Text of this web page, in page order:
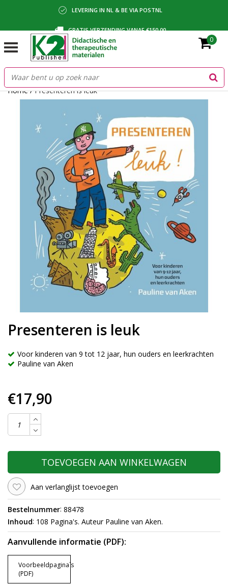
LEVERING IN NL & BE VIA POSTNL
GRATIS VERZENDING VANAF €150,00
BETALING VIA IDEAL, BANCONTACT OF FACTUUR
0
Home/Presenteren is leuk
Presenteren is leuk
Voor kinderen van 9 tot 12 jaar, hun ouders en leerkrachten
Pauline van Aken
€17,90
TOEVOEGEN AAN WINKELWAGEN
Aan verlanglijst toevoegen
Bestelnummer: 88478
Inhoud: 108 Pagina's. Auteur Pauline van Aken.
Aanvullende informatie (PDF):
Voorbeeldpagina`s
(PDF)